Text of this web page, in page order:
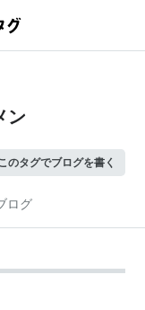
ン
のタグでブログを書く
ログ